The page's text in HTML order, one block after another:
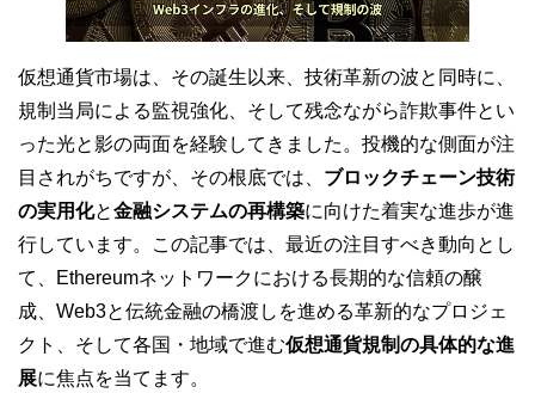
仮想通貨市場は、その誕生以来、技術革新の波と同時に、
規制当局による監視強化、そして残念ながら詐欺事件とい
った光と影の両面を経験してきました。投機的な側面が注
目されがちですが、その根底では、 ブロックチェーン技術
の実用化と金融システムの再構築に向けた着実な進歩が進
行しています。この記事では、最近の注目すべき動向とし
て、Ethereumネットワークにおける長期的な信頼の醸
成、Web3と伝統金融の橋渡しを進める革新的なプロジェ
クト、そして各国・地域で進む仮想通貨規制の具体的な進
展に焦点を当てます。